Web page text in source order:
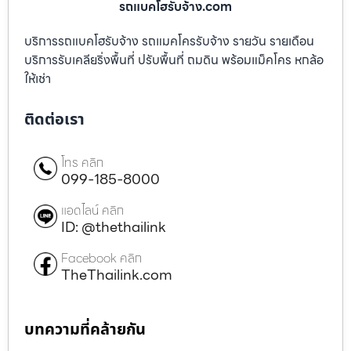
รถแบคโฮรับจ้าง.com
บริการรถแบคโฮรับจ้าง รถแมคโครรับจ้าง รายวัน รายเดือน
บริการรับเคลียริ่งพื้นที่ ปรับพื้นที่ ถมดิน พร้อมแม็คโคร หกล้อ
ให้เช่า
ติดต่อเรา
โทร คลิก
099-185-8000
แอดไลน์ คลิก
ID: @thethailink
Facebook คลิก
TheThailink.com
บทความที่คล้ายกัน